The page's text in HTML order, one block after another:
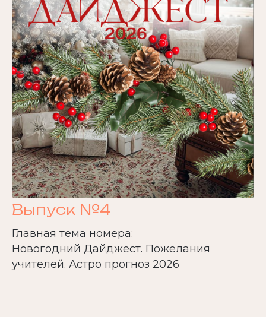
Выпуск №4
Главная тема номера:
Новогодний Дайджест. Пожелания
учителей. Астро прогноз 2026